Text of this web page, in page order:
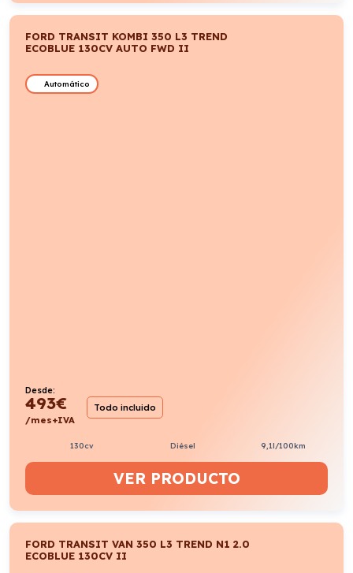
FORD TRANSIT KOMBI 350 L3 TREND
ECOBLUE 130CV AUTO FWD II
Automático
Desde:
493€
/mes+IVA
Todo incluido
130cv Diésel 9,1l/100km
VER PRODUCTO
FORD TRANSIT VAN 350 L3 TREND N1 2.0
ECOBLUE 130CV II